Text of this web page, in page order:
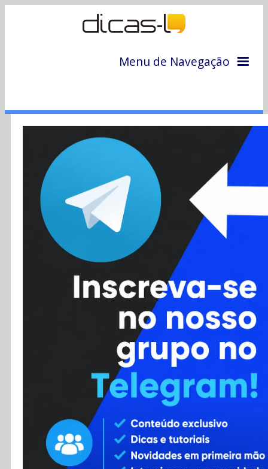
Menu de Navegação
Colunas
Colaboradores
Cursos
Enviar Dica
Contato